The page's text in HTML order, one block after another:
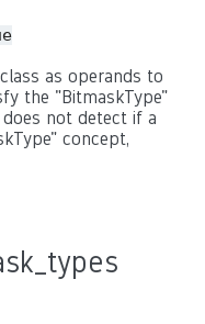
as operands to
the "BitmaskType"
does not detect if a
concept,